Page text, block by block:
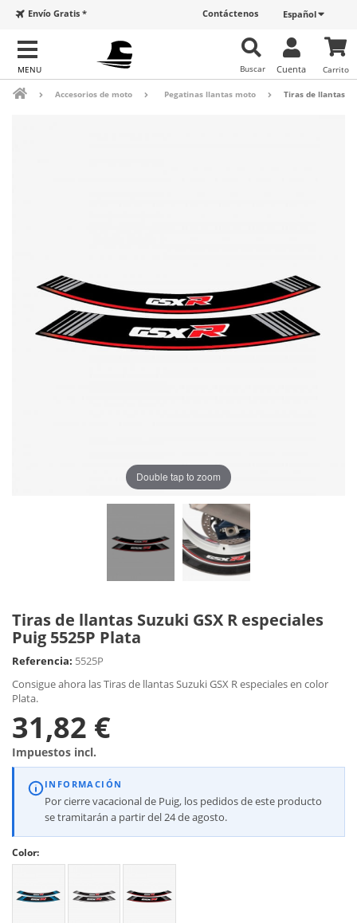
Español
Contáctenos
Envío Gratis *
Carrito
Cuenta
Buscar
Accesorios de moto Pegatinas llantas moto Tiras de llantas
Double tap to zoom
Tiras de llantas Suzuki GSX R especiales
Puig 5525P Plata
Referencia: 5525P
Consigue ahora las Tiras de llantas Suzuki GSX R especiales en color
Plata.
31,82 €
Impuestos incl.
INFORMACIÓN
Por cierre vacacional de Puig, los pedidos de este producto
se tramitarán a partir del 24 de agosto.
Color: